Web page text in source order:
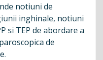
notiuni de
inghinale, notiuni
si TEP de abordare a
de